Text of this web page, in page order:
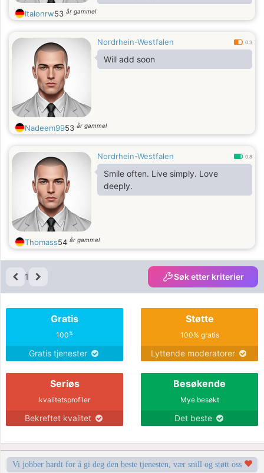
Italonrw53 år gammel
Nordrhein-Westfalen 0.3
Will add soon
Nadeem9953 år gammel
Nordrhein-Westfalen 0.8
Smile often. Live simply. Love
deeply.
Thomass54 år gammel
1 Søk etter kriterier
Gratis
100%
Gratis tjenester
Støtte
100% gratis
Lyttende moderatorer
Seriøs
kvalitetsprofiler
Bekreftet kvalitet
Besøkende
Mye besøkt
Det beste
Vi jobber hardt for å gi deg den beste tjenesten, vær snill og støtt oss